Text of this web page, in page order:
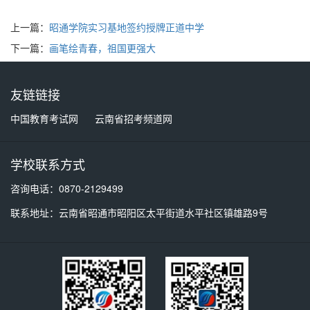
上一篇： 昭通学院实习基地签约授牌正道中学
下一篇： 画笔绘青春，祖国更强大
友链链接
中国教育考试网 云南省招考频道网
学校联系方式
咨询电话：0870-2129499
联系地址：云南省昭通市昭阳区太平街道水平社区镇雄路9号